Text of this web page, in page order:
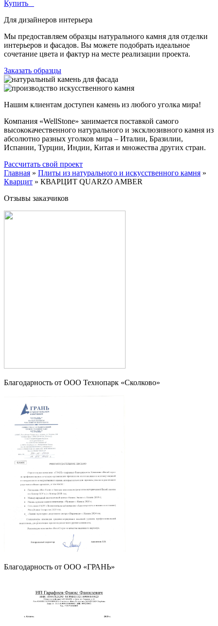
Купить
Для дизайнеров интерьера
Мы предоставляем образцы натурального камня для отделки
интерьеров и фасадов. Вы можете подобрать идеальное
сочетание цвета и фактур на месте реализации проекта.
Заказать образцы
Нашим клиентам доступен камень из любого уголка мира!
Компания «WellStone» занимается поставкой самого
высококачественного натурального и эксклюзивного камня из
абсолютно разных уголков мира – Италии, Бразилии,
Испании, Турции, Индии, Китая и множества других стран.
Рассчитать свой проект
Главная » Плиты из натурального и искусственного камня »
Кварцит » КВАРЦИТ QUARZO AMBER
Отзывы заказчиков
Благодарность от OOO Технопарк «Сколково»
Благодарность от OOO «ГРАНЬ»